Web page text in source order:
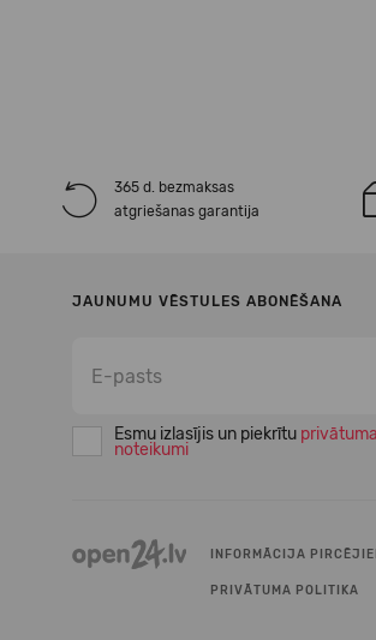
365 d. bezmaksas
atgriešanas garantija
JAUNUMU VĒSTULES ABONĒŠANA
Esmu izlasījis un piekrītu
noteikumi
INFORMĀCIJA
PRIVĀTUMA POLITIKA